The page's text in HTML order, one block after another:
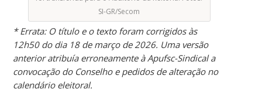
SI-GR/Secom
* Errata: O título e o texto foram corrigidos às
12h50 do dia 18 de março de 2026. Uma versão
anterior atribuía erroneamente à Apufsc-Sindical a
convocação do Conselho e pedidos de alteração no
calendário eleitoral.